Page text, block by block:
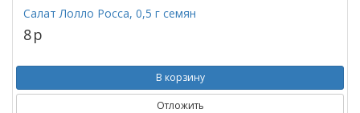
Салат Лолло Росса, 0,5 г семян
8p
В корзину
Отложить